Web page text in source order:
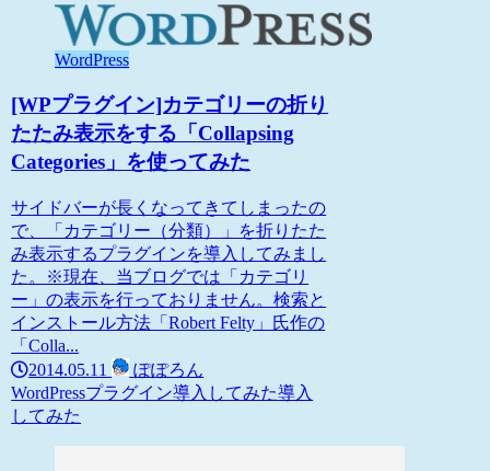
WordPress
[WPプラグイン]カテゴリーの折り
たたみ表示をする「Collapsing
Categories」を使ってみた
サイドバーが長くなってきてしまったの
で、「カテゴリー（分類）」を折りたた
み表示するプラグインを導入してみまし
た。※現在、当ブログでは「カテゴリ
ー」の表示を行っておりません。検索と
インストール方法「Robert Felty」氏作の
「Colla...
2014.05.11
ぽぽろん
WordPressプラグイン導入してみた導入
してみた